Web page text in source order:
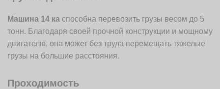
Машина 14 ка способна перевозить грузы весом до 5
тонн. Благодаря своей прочной конструкции и мощному
двигателю, она может без труда перемещать тяжелые
грузы на большие расстояния.
Проходимость